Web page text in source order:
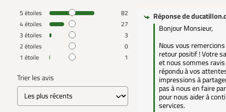
5 étoiles
82
4étoiles
27
3 étoiles
3
2 étoiles
0
1 étoile 1
Trier les avis
Réponse de
Bonjour Monsieur,
Nous vous
retour positif ! Votre
et nous sommes
répondu à vos
impressions à
pas à nous en faire
pour nous aider à
services.